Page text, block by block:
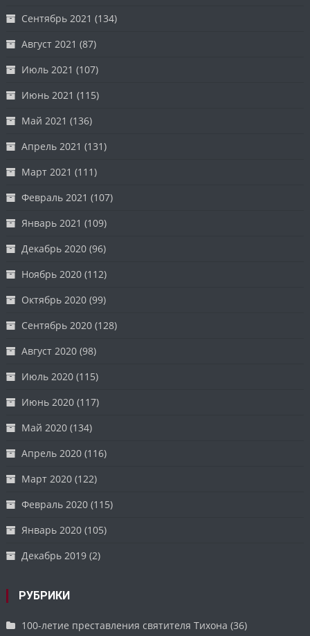
Сентябрь 2021 (134)
Август 2021 (87)
Июль 2021 (107)
Июнь 2021 (115)
Май 2021 (136)
Апрель 2021 (131)
Март 2021 (111)
Февраль 2021 (107)
Январь 2021 (109)
Декабрь 2020 (96)
Ноябрь 2020 (112)
Октябрь 2020 (99)
Сентябрь 2020 (128)
Август 2020 (98)
Июль 2020 (115)
Июнь 2020 (117)
Май 2020 (134)
Апрель 2020 (116)
Март 2020 (122)
Февраль 2020 (115)
Январь 2020 (105)
Декабрь 2019 (2)
РУБРИКИ
100-летие преставления святителя Тихона (36)